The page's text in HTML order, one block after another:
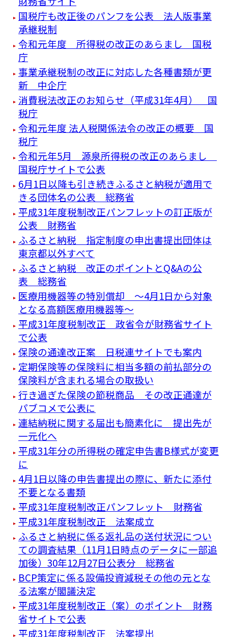
国税庁も改正後のパンフを公表 法人版事業
承継税制
令和元年度 所得税の改正のあらまし 国税
庁
事業承継税制の改正に対応した各種書類が更
新 中企庁
消費税法改正のお知らせ（平成31年4月） 国
税庁
令和元年度 法人税関係法令の改正の概要 国
税庁
令和元年5月 源泉所得税の改正のあらまし
国税庁サイトで公表
6月1日以降も引き続きふるさと納税が適用で
きる団体名の公表 総務省
平成31年度税制改正パンフレットの訂正版が
公表 財務省
ふるさと納税 指定制度の申出書提出団体は
東京都以外すべて
ふるさと納税 改正のポイントとQ&Aの公
表 総務省
医療用機器等の特別償却 ～4月1日から対象
となる高額医療用機器等～
平成31年度税制改正 政省令が財務省サイト
で公表
保険の通達改正案 日税連サイトでも案内
定期保険等の保険料に相当多額の前払部分の
保険料が含まれる場合の取扱い
行き過ぎた保険の節税商品 その改正通達が
パブコメで公表に
連結納税に関する届出も簡素化に 提出先が
一元化へ
平成31年分の所得税の確定申告書B様式が変更
に
4月1日以降の申告書提出の際に、新たに添付
不要となる書類
平成31年度税制改正パンフレット 財務省
平成31年度税制改正 法案成立
ふるさと納税に係る返礼品の送付状況につい
ての調査結果（11月1日時点のデータに一部追
加後）30年12月27日公表分 総務省
BCP策定に係る設備投資減税その他の元とな
る法案が閣議決定
平成31年度税制改正（案）のポイント 財務
省サイトで公表
平成31年度税制改正 法案提出